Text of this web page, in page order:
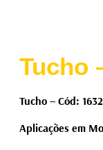
Tucho
Tucho – Cód:
Aplicações em